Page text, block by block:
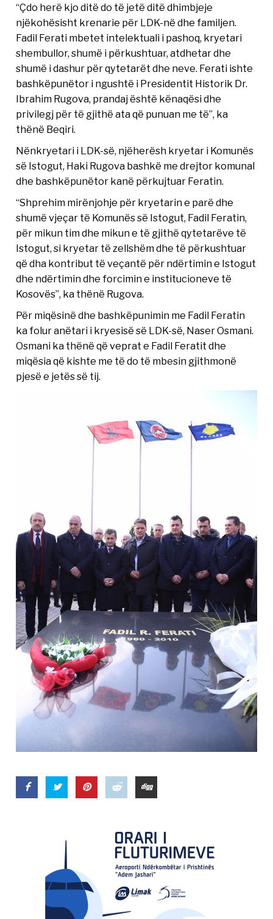
“Çdo herë kjo ditë do të jetë ditë dhimbjeje
njëkohësisht krenarie për LDK-në dhe familjen.
Fadil Ferati mbetet intelektuali i pashoq, kryetari
shembullor, shumë i përkushtuar, atdhetar dhe
shumë i dashur për qytetarët dhe neve. Ferati ishte
bashkëpunëtor i ngushtë i Presidentit Historik Dr.
Ibrahim Rugova, prandaj është kënaqësi dhe
privilegj për të gjithë ata që punuan me të”, ka
thënë Beqiri.
Nënkryetari i LDK-së, njëherësh kryetar i Komunës
së Istogut, Haki Rugova bashkë me drejtor komunal
dhe bashkëpunëtor kanë përkujtuar Feratin.
“Shprehim mirënjohje për kryetarin e parë dhe
shumë vjeçar të Komunës së Istogut, Fadil Feratin,
për mikun tim dhe mikun e të gjithë qytetarëve të
Istogut, si kryetar të zellshëm dhe të përkushtuar
që dha kontribut të veçantë për ndërtimin e Istogut
dhe ndërtimin dhe forcimin e institucioneve të
Kosovës”, ka thënë Rugova.
Për miqësinë dhe bashkëpunimin me Fadil Feratin
ka folur anëtari i kryesisë së LDK-së, Naser Osmani.
Osmani ka thënë që veprat e Fadil Feratit dhe
miqësia që kishte me të do të mbesin gjithmonë
pjesë e jetës së tij.